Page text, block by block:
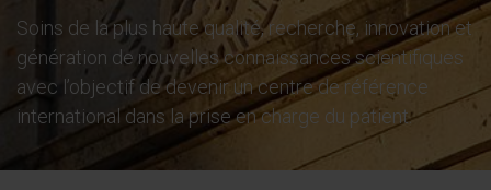
Soins de la plus haute qualité, recherche, innovation et
génération de nouvelles connaissances scientifiques
avec l’objectif de devenir un centre de référence
international dans la prise en charge du patient.